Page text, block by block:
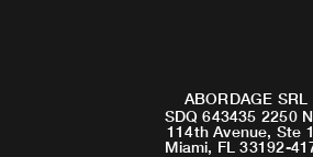
ABORDAGE SRL
SDQ 643435 2250
114th Avenue, Ste
Miami, FL 33192-